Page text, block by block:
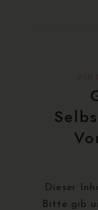
Dieser
Bitte gib